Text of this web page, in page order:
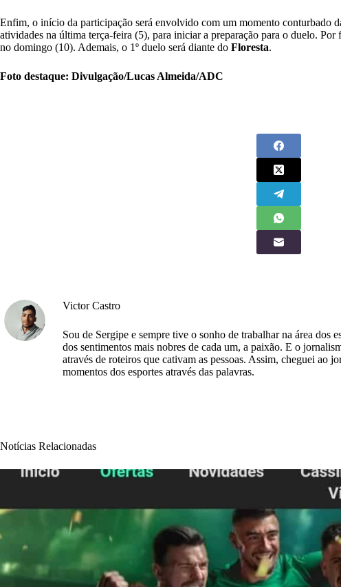
Enfim, o início da participação será envolvido com um momento conturbado
atividades na última terça-feira (5), para iniciar a preparação para o duelo.
no domingo (10). Ademais, o 1º duelo será diante do Floresta.
Foto destaque: Divulgação/Lucas Almeida/ADC
Victor Castro
Sou de Sergipe e sempre tive o sonho de trabalhar na área dos
dos sentimentos mais nobres de cada um, a paixão. E o
através de roteiros que cativam as pessoas. Assim, cheguei ao
momentos dos esportes através das palavras.
Notícias Relacionadas